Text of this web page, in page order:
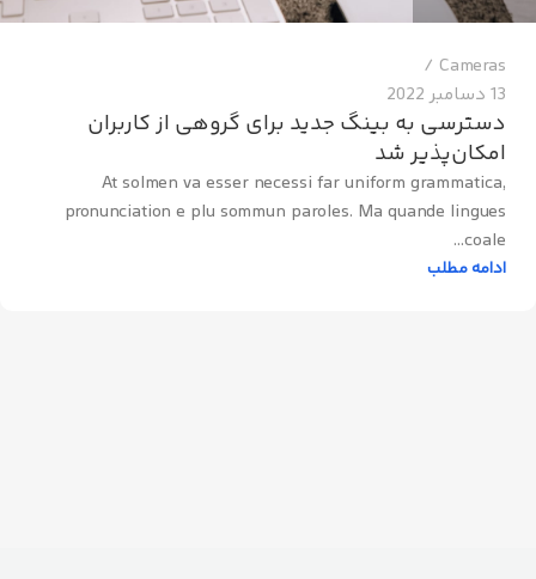
Cameras
13 دسامبر 2022
دسترسی به بینگ جدید برای گروهی از کاربران
امکان‌پذیر شد
At solmen va esser necessi far uniform grammatica,
pronunciation e plu sommun paroles. Ma quande lingues
coale...
ادامه مطلب